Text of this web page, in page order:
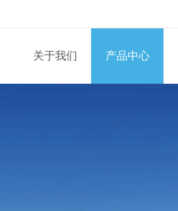
关于我们 产品中心